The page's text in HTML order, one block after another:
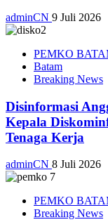
adminCN 9 Juli 2026
PEMKO
Batam
Breaking News
Disinformasi
Kepala
Tenaga Kerja
adminCN 8 Juli 2026
PEMKO
Breaking News